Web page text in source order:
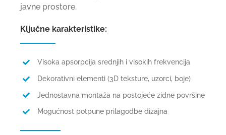
javne prostore.
Ključne karakteristike:
Visoka apsorpcija srednjih i visokih frekvencija
Dekorativni elementi (3D teksture, uzorci, boje)
Jednostavna montaža na postojeće zidne površine
Mogućnost potpune prilagodbe dizajna